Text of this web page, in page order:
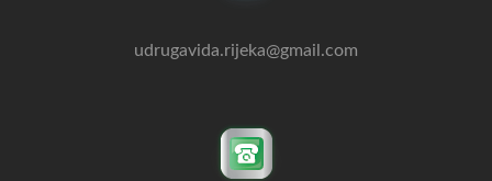
udrugavida.rijeka@gmail.com